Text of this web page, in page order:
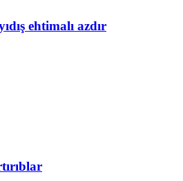
ehtimalı azdır